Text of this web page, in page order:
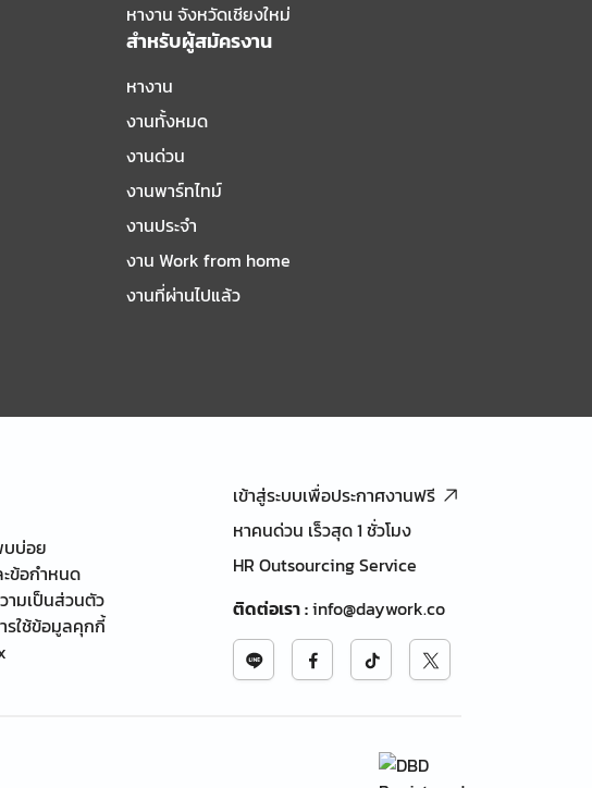
หางาน จังหวัดเชียงใหม่
สำหรับผู้สมัครงาน
หางาน
งานทั้งหมด
งานด่วน
งานพาร์ทไทม์
งานประจำ
งาน Work from home
งานที่ผ่านไปแล้ว
บ่อย
ะข้อกำหนด
ามเป็นส่วนตัว
รใช้ข้อมูลคุกกี้
เข้าสู่ระบบเพื่อประกาศงานฟรี
หาคนด่วน เร็วสุด 1 ชั่วโมง
HR Outsourcing Service
ติดต่อเรา:info@daywork.co